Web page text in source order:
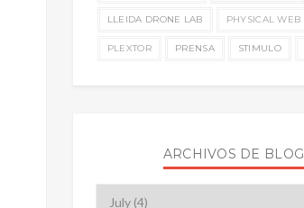
LLEIDA DRONE LAB PHYSICAL WEB
PLEXTOR PRENSA STIMULO
ARCHIVOS DE BLOG